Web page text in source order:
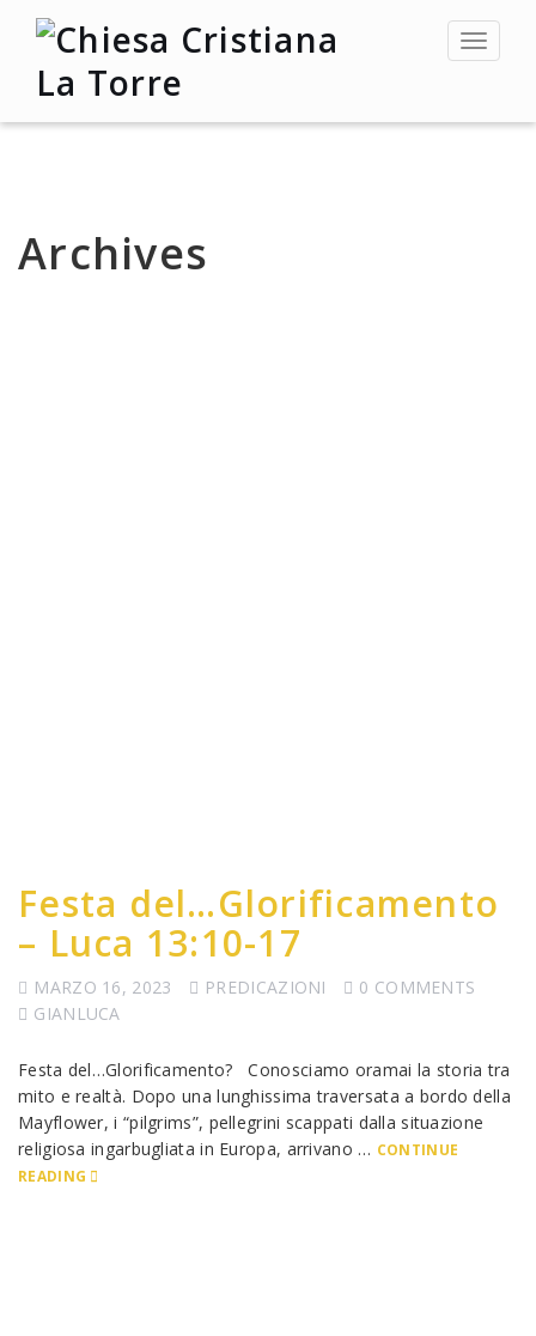
Toggle
Archives
Festa del…Glorificamento
– Luca 13:10-17
MARZO 16, 2023 PREDICAZIONI
0 COMMENTS
GIANLUCA
Festa del…Glorificamento? Conosciamo oramai la storia tra
mito e realtà. Dopo una lunghissima traversata a bordo della
Mayflower, i “pilgrims”, pellegrini scappati dalla situazione
religiosa ingarbugliata in Europa, arrivano … CONTINUE
READING